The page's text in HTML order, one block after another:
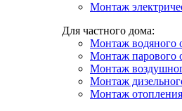
Монтаж
Для частного дома:
Монтаж водяного
Монтаж парового
Монтаж
Монтаж
Монтаж